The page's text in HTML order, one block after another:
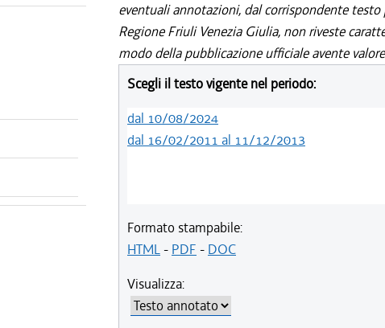
eventuali annotazioni, dal corrispondente
Regione Friuli Venezia Giulia, non riveste
modo della pubblicazione ufficiale avente
Scegli il testo vigente nel periodo:
dal 10/08/2024
dal 16/02/2011 al 11/12/2013
Formato stampabile:
HTML- PDF - DOC
Visualizza: